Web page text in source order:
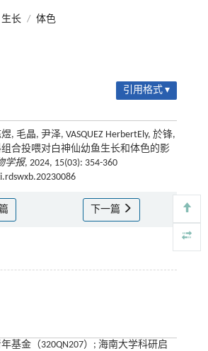
生长 / 体色
引用格式 ▾
, 毛晶, 尹泽, VASQUEZ HerbertEly, 於锋,
合投喂对白神仙幼鱼生长和体色的影
学报, 2024, 15(03): 354-360
下一篇
基金（320QN207）; 海南大学科研启